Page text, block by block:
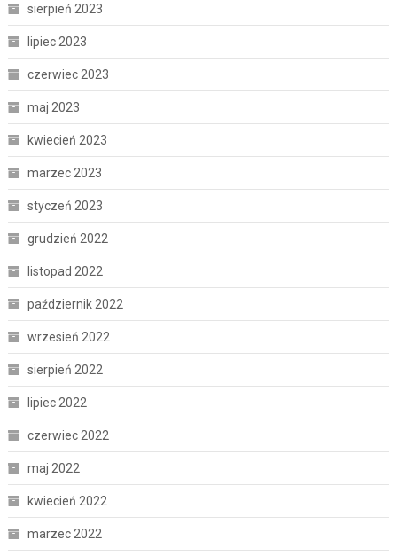
sierpień 2023
lipiec 2023
czerwiec 2023
maj 2023
kwiecień 2023
marzec 2023
styczeń 2023
grudzień 2022
listopad 2022
październik 2022
wrzesień 2022
sierpień 2022
lipiec 2022
czerwiec 2022
maj 2022
kwiecień 2022
marzec 2022